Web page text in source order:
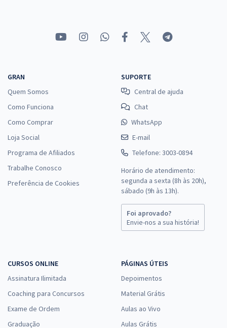
GRAN
Quem Somos
Como Funciona
Como Comprar
Loja Social
Programa de Afiliados
Trabalhe Conosco
Preferência de Cookies
SUPORTE
Central de ajuda
Chat
WhatsApp
E-mail
Telefone: 3003-0894
Horário de atendimento:
segunda a sexta (8h às 20h),
sábado (9h às 13h).
Foi aprovado?
Envie-nos a sua história!
CURSOS ONLINE
Assinatura Ilimitada
Coaching para Concursos
Exame de Ordem
Graduação
PÁGINAS ÚTEIS
Depoimentos
Material Grátis
Aulas ao Vivo
Aulas Grátis